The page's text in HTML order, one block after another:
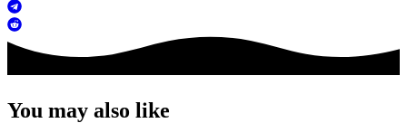
You may also like